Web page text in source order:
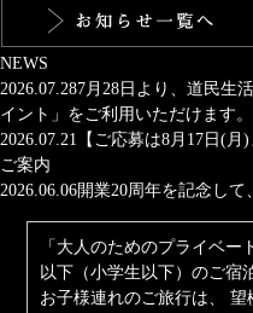
NEWS
2026.07.287月28日より、道民生
イント」をご利用いただけます。
2026.07.21 【ご応募は8月17日(
ご案内
2026.06.06開業20周年を記念して
「大人のためのプライベ
以下（小学生以下）のご宿
お子様連れのご旅行は、
望